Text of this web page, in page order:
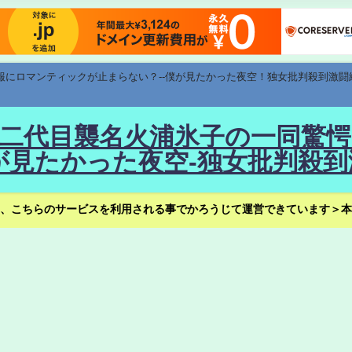
ロマンティックが止まらない？--僕が見たかった夜空！独女批判殺到激
代目襲名火浦氷子の一同驚
たかった夜空-独女批判殺
こちらのサービスを利用される事でかろうじて運営できています＞